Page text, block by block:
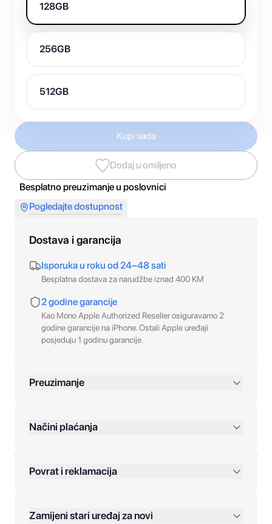
128GB
256GB
512GB
Kupi sada
Dodaj u omiljeno
Besplatno preuzimanje u poslovnici
Pogledajte dostupnost
Dostava i garancija
Isporuka u roku od 24–48 sati
Besplatna dostava za narudžbe iznad 400 KM
2 godine garancije
Kao Mono Apple Authorized Reseller osiguravamo 2
godine garancije na iPhone. Ostali Apple uređaji
posjeduju 1 godinu garancije.
Preuzimanje
Načini plaćanja
Plaćanje na rate:
Povrat i reklamacija
Zamijeni stari uređaj za novi